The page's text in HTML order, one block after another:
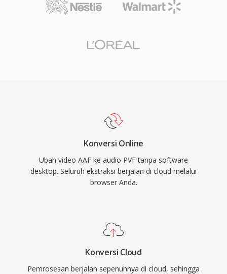
Konversi Online
Ubah video AAF ke audio PVF tanpa software
desktop. Seluruh ekstraksi berjalan di cloud melalui
browser Anda.
Konversi Cloud
Pemrosesan berjalan sepenuhnya di cloud, sehingga